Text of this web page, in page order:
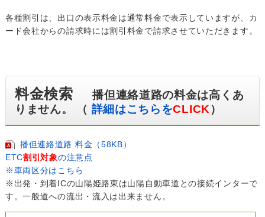
各種割引は、出口の表示料金は通常料金で表示していますが、カ
ード会社からの請求時には割引料金で請求させていただきます。
料金検索播但連絡道路の料金は高くあ
りません。 （ 詳細はこちらをCLICK ）
播但連絡道路 料金（58KB）
ETC割引対象の注意点
※車両区分はこちら
※出発・到着ICの山陽姫路東は山陽自動車道との接続インターで
す。一般道への流出・流入は出来ません。